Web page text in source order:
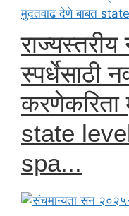
स्पर्धेसाठी
करणेकरिता
state
spa...